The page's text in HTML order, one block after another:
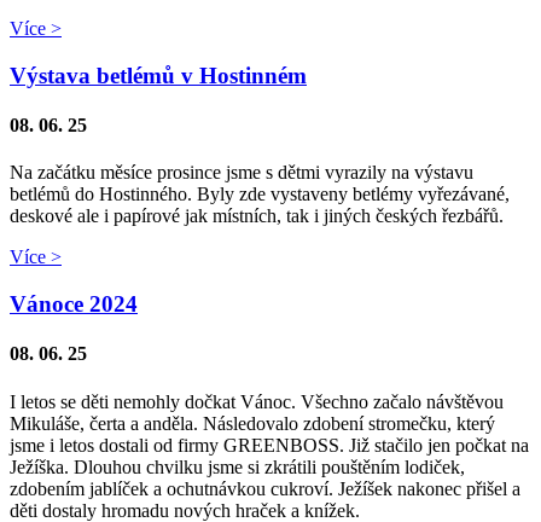
Více >
Výstava betlémů v Hostinném
08. 06. 25
Na začátku měsíce prosince jsme s dětmi vyrazily na výstavu
betlémů do Hostinného. Byly zde vystaveny betlémy vyřezávané,
deskové ale i papírové jak místních, tak i jiných českých řezbářů.
Více >
Vánoce 2024
08. 06. 25
I letos se děti nemohly dočkat Vánoc. Všechno začalo návštěvou
Mikuláše, čerta a anděla. Následovalo zdobení stromečku, který
jsme i letos dostali od firmy GREENBOSS. Již stačilo jen počkat na
Ježíška. Dlouhou chvilku jsme si zkrátili pouštěním lodiček,
zdobením jablíček a ochutnávkou cukroví. Ježíšek nakonec přišel a
děti dostaly hromadu nových hraček a knížek.